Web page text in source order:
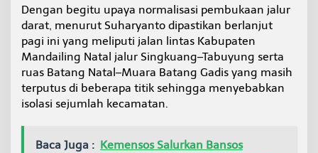
Dengan begitu upaya normalisasi pembukaan jalur
darat, menurut Suharyanto dipastikan berlanjut
pagi ini yang meliputi jalan lintas Kabupaten
Mandailing Natal jalur Singkuang–Tabuyung serta
ruas Batang Natal–Muara Batang Gadis yang masih
terputus di beberapa titik sehingga menyebabkan
isolasi sejumlah kecamatan.
Baca Juga : Kemensos Salurkan Bansos